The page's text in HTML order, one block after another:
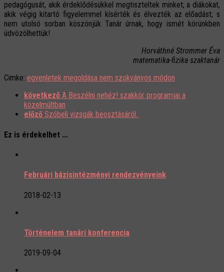
pedagógusát, akik érdeklődésükkel megtiszteltek minket; a diákokat,
akik végig kitartó figyelemmel kísérték és élvezték az előadást; s
nem utolsó sorban köszönjük Tanár úrnak, hogy ismét körünkben
üdvözölhettük!
Horváthné Strommer Éva
matematika-fizika szaktanár
Cimke: egyenletek megoldása nem szokványos módon
következő A Beszélni nehéz! szakkör programjai a
közelmúltban
előző Szóbeli vizsgák beosztásáról..
Ez is érdekelhet ...
Februári bázisintézményi rendezvényeink
2018-02-13
Történelem tanári konferencia
2019-09-04